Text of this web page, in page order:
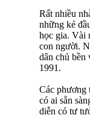
Rất nhiều
những kẻ
học gia. Vài
con người.
dân chủ bền
1991.
Các phương
có ai sẵn
diễn có tư